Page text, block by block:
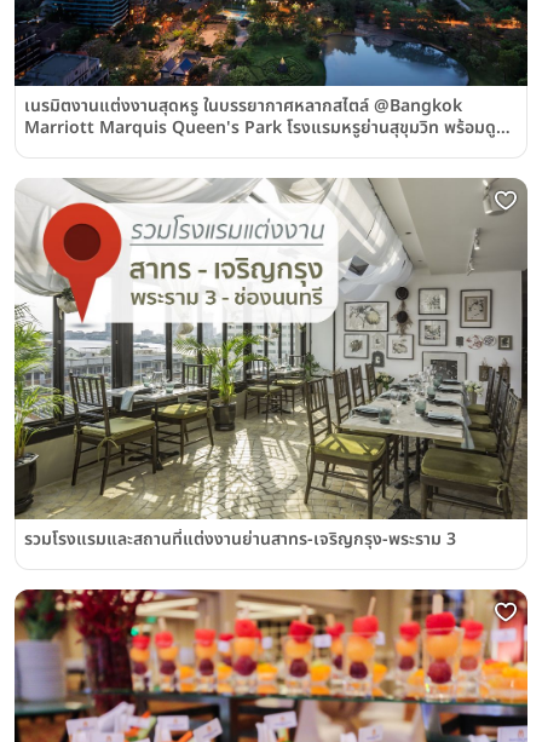
เนรมิตงานแต่งงานสุดหรู ในบรรยากาศหลากสไตล์ @Bangkok
Marriott Marquis Queen's Park โรงแรมหรูย่านสุขุมวิท พร้อมดูแล
รวมโรงแรมและสถานที่แต่งงานย่านสาทร-เจริญกรุง-พระราม 3